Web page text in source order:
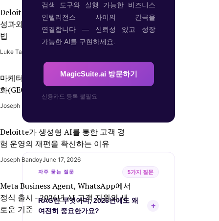
검색 도구와 실행 가능한 비즈니스
인텔리전스 사이의 간극을
연결합니다 — 신뢰성 있고 성장
가능한 AI를 구현하세요.
MagicSuite.ai 방문하기
신용카드 등록 불필요
자주 묻는 질문 5가지 질문
RAG란 무엇이며, 2026년에도 왜
여전히 중요한가요?
+
Deloitte 2026: AI가 CMO의 마케팅
성과와 비즈니스 성장을 연결하는 방
법
Luke Taoc
마케터가 지금 당장 생성형 엔진 최적
화(GEO)를 준비해야 하는 이유
Joseph Bandoy
Deloitte가 생성형 AI를 통한 고객 경
험 운영의 재편을 확신하는 이유
Joseph BandoyJune 17, 2026
Meta Business Agent, WhatsApp에서
정식 출시 - 2026년 AI 고객 지원의 새
로운 기준